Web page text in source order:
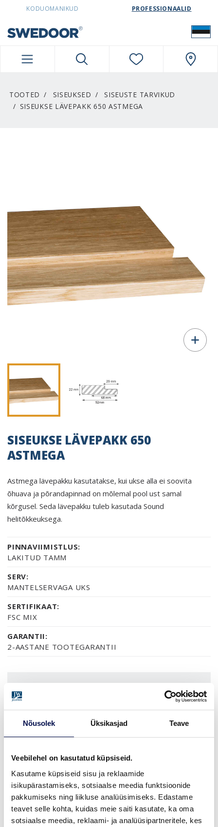
Nõusolek Üksikasjad Teave
Veebilehel on kasutatud küpsiseid.
Kasutame küpsiseid sisu ja reklaamide
isikupärastamiseks, sotsiaalse meedia funktsioonide
pakkumiseks ning liikluse analüüsimiseks. Edastame
teavet selle kohta, kuidas meie saiti kasutate, ka oma
sotsiaalse meedia, reklaami- ja analüüsipartneritele, kes
SWEDOORESTONIA NAVIGATION
KODUOMANIKUD PROFESSIONAALID
TOOTED SISEUKSED
SISEUSTE TARVIKUD
SISEUKSE LÄVEPAKK 650 ASTMEGA
SISEUKSE LÄVEPAKK 650
ASTMEGA
Astmega lävepakku kasutatakse, kui ukse alla ei soovita
õhuava ja põrandapinnad on mõlemal pool ust samal
kõrgusel. Seda lävepakku tuleb kasutada Sound
helitõkkeuksega.
PINNAVIIMISTLUS:
LAKITUD TAMM
SERV:
MANTELSERVAGA UKS
SERTIFIKAAT:
FSC MIX
GARANTII:
2-AASTANE TOOTEGARANTII
VIIMISTLUS (1)
LEIA EDASIMÜÜJA